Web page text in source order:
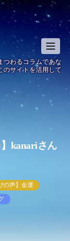
T
o
g
g
e
i
つわるコラムであな
のサイトを活用して
】kanariさん
の声】金運